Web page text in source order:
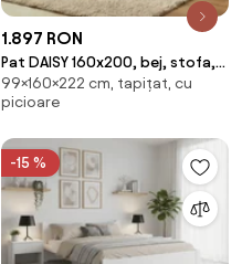
1.897 RON
Pat DAISY 160x200, bej, stofa,
cu somiera
99×160×222 cm, tapițat, cu
picioare
-15 %